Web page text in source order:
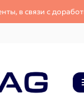
в связи с